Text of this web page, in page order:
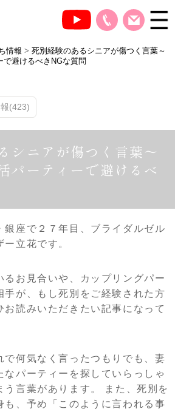
情報 > 死別経験のあるシニアが傷つく言葉～
で避けるべきNGな質問
(423)
シニアが傷つく言葉～
パーティーで避けるべ
銀座で２７年目、ブライダルゼル
立花です。
るお見合いや、カップリングパー
手が、もし死別をご経験された方
お読みいただきたい記事になって
で何気なく言ったつもりでも、妻
なパーティーを探していらっしゃ
う言葉があります。 また、死別を
も、予め「このように言われる事